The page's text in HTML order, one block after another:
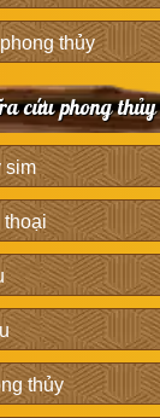
thủy
cứu phong thủy
sim
thoại
thủy